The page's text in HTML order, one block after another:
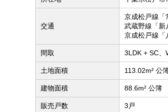
交通
京成松戸線「
武蔵野線「新
京成松戸線「
間取 3LDK + SC、
土地面積 113.02m² 公
建物面積 88.6m² 公簿
販売戸数 3戸